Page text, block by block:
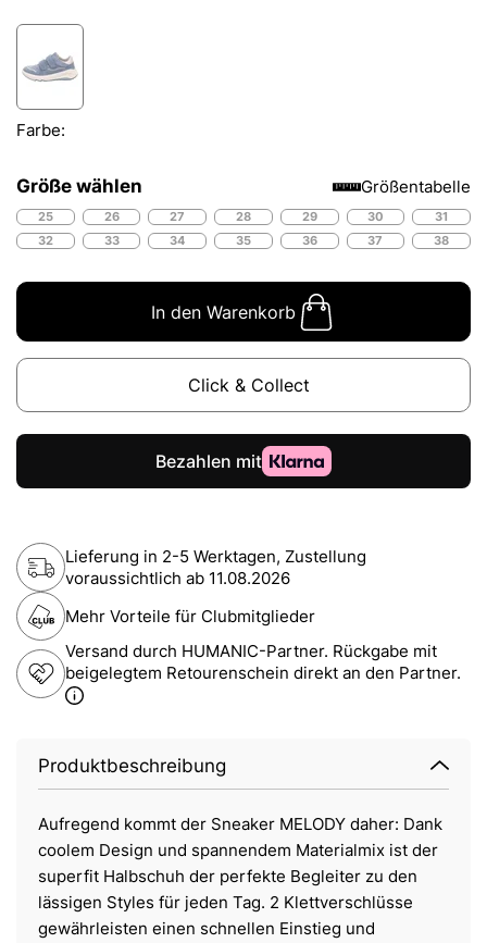
Farbe:
Größe wählen Größentabelle
25 26 27 28 29 30
31
32
33 34 35 36 37 38
In den Warenkorb
Click & Collect
Lieferung in 2-5 Werktagen, Zustellung
voraussichtlich ab 11.08.2026
Mehr Vorteile für Clubmitglieder
Versand durch HUMANIC-Partner. Rückgabe mit
beigelegtem Retourenschein direkt an den Partner.
Produktbeschreibung
Aufregend kommt der Sneaker MELODY daher: Dank
coolem Design und spannendem Materialmix ist der
superfit Halbschuh der perfekte Begleiter zu den
lässigen Styles für jeden Tag. 2 Klettverschlüsse
gewährleisten einen schnellen Einstieg und